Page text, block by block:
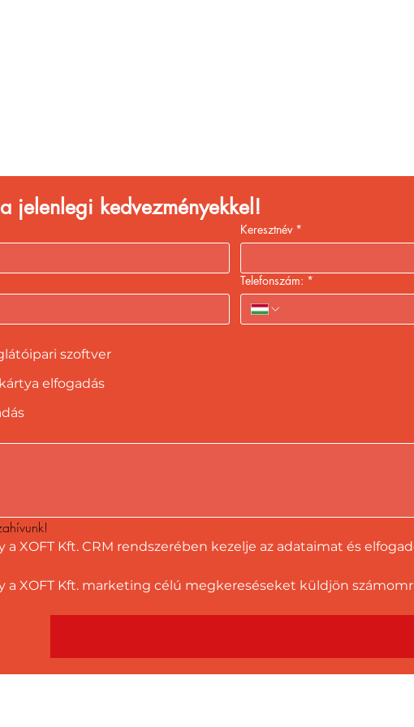
jelenlegi kedvezményekkel!
Keresztnév *
Telefonszám: *
szoftver
elfogadás
a XOFT Kft. CRM rendszerében kezelje az adataimat és
a XOFT Kft. marketing célú megkereséseket küldjön